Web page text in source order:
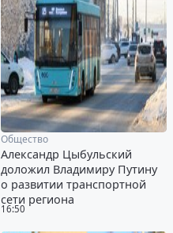
16:50
Общество
Александр Цыбульский
доложил Владимиру Путину
о развитии транспортной
сети региона